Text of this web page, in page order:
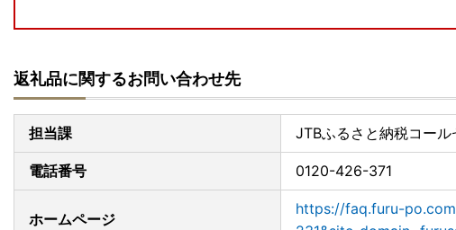
お届けまでに２～４か月かかる場合がございます。
※配送に関するお問い合わせ（ご不在日や長期不在のご予定がある場合）
フォームまたはJTBふるさと納税コールセンターまでお電話にてご連絡い
す。
※「組み立て不要」の記載がないものは、お客様組み立てとなっておりま
返礼品に関するお問い合わせ先
担当課 JTBふるさと納税コール
電話番号 0120-426-371
ホームページ
https://faq.furu-